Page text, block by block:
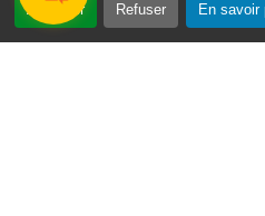
Accepter Refuser En savoir